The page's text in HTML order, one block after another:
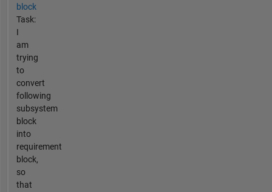
block
Task:
I
am
trying
to
convert
following
subsystem
block
into
requirement
block,
so
that